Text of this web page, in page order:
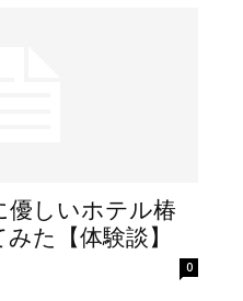
優しいホテル椿
た【体験談】
0